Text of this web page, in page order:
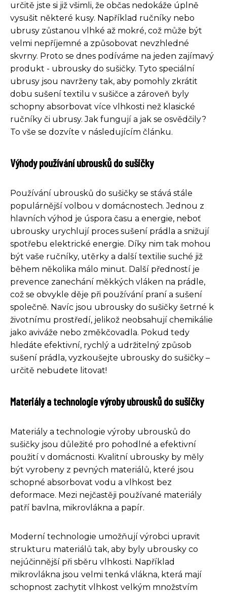
určitě jste si již všimli, že občas nedokáže úplně
vysušit některé kusy. Například ručníky nebo
ubrusy zůstanou vlhké až mokré, což může být
velmi nepříjemné a způsobovat nevzhledné
skvrny. Proto se dnes podíváme na jeden zajímavý
produkt - ubrousky do sušičky. Tyto speciální
ubrusy jsou navrženy tak, aby pomohly zkrátit
dobu sušení textilu v sušičce a zároveň byly
schopny absorbovat více vlhkosti než klasické
ručníky či ubrusy. Jak fungují a jak se osvědčily?
To vše se dozvíte v následujícím článku.
Výhody používání ubrousků do sušičky
Používání ubrousků do sušičky se stává stále
populárnější volbou v domácnostech. Jednou z
hlavních výhod je úspora času a energie, neboť
ubrousky urychlují proces sušení prádla a snižují
spotřebu elektrické energie. Díky nim tak mohou
být vaše ručníky, utěrky a další textilie suché již
během několika málo minut. Další předností je
prevence zanechání měkkých vláken na prádle,
což se obvykle děje při používání praní a sušení
společně. Navíc jsou ubrousky do sušičky šetrné k
životnímu prostředí, jelikož neobsahují chemikálie
jako aviváže nebo změkčovadla. Pokud tedy
hledáte efektivní, rychlý a udržitelný způsob
sušení prádla, vyzkoušejte ubrousky do sušičky –
určitě nebudete litovat!
Materiály a technologie výroby ubrousků do sušičky
Materiály a technologie výroby ubrousků do
sušičky jsou důležité pro pohodlné a efektivní
použití v domácnosti. Kvalitní ubrousky by měly
být vyrobeny z pevných materiálů, které jsou
schopné absorbovat vodu a vlhkost bez
deformace. Mezi nejčastěji používané materiály
patří bavlna, mikrovlákna a papír.
Moderní technologie umožňují výrobci upravit
strukturu materiálů tak, aby byly ubrousky co
nejúčinnější při sběru vlhkosti. Například
mikrovlákna jsou velmi tenká vlákna, která mají
schopnost zachytit vlhkost velkým množstvím